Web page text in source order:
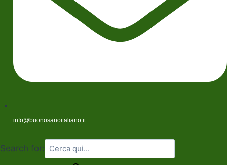
info@buonosanoitaliano.it
Search for: